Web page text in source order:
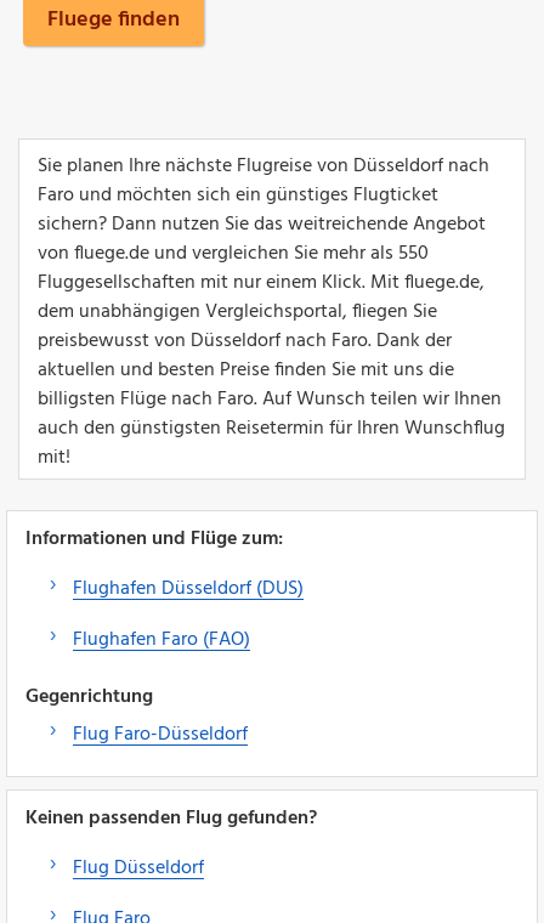
Fluege finden
Sie planen Ihre nächste Flugreise von Düsseldorf nach
Faro und möchten sich ein günstiges Flugticket
sichern? Dann nutzen Sie das weitreichende Angebot
von fluege.de und vergleichen Sie mehr als 550
Fluggesellschaften mit nur einem Klick. Mit fluege.de,
dem unabhängigen Vergleichsportal, fliegen Sie
preisbewusst von Düsseldorf nach Faro. Dank der
aktuellen und besten Preise finden Sie mit uns die
billigsten Flüge nach Faro. Auf Wunsch teilen wir Ihnen
auch den günstigsten Reisetermin für Ihren Wunschflug
mit!
Informationen und Flüge zum:
Flughafen Düsseldorf (DUS)
Flughafen Faro (FAO)
Gegenrichtung
Flug Faro-Düsseldorf
Keinen passenden Flug gefunden?
Flug Düsseldorf